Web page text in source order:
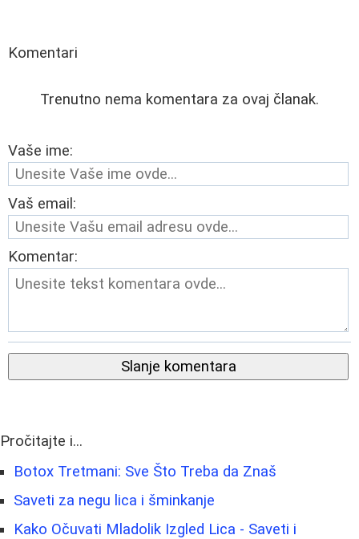
Komentari
Trenutno nema komentara za ovaj članak.
Vaše ime:
Vaš email:
Komentar:
Slanje komentara
Pročitajte i...
Botox Tretmani: Sve Što Treba da Znaš
Saveti za negu lica i šminkanje
Kako Očuvati Mladolik Izgled Lica - Saveti i